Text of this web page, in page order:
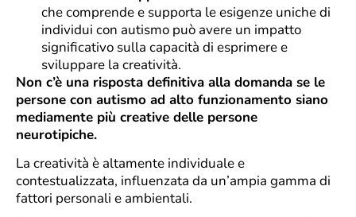
che comprende e supporta le esigenze uniche di
individui con autismo può avere un impatto
significativo sulla capacità di esprimere e
sviluppare la creatività.
Non c’è una risposta definitiva alla domanda se le
persone con autismo ad alto funzionamento siano
mediamente più creative delle persone
neurotipiche.
La creatività è altamente individuale e
contestualizzata, influenzata da un’ampia gamma di
fattori personali e ambientali.